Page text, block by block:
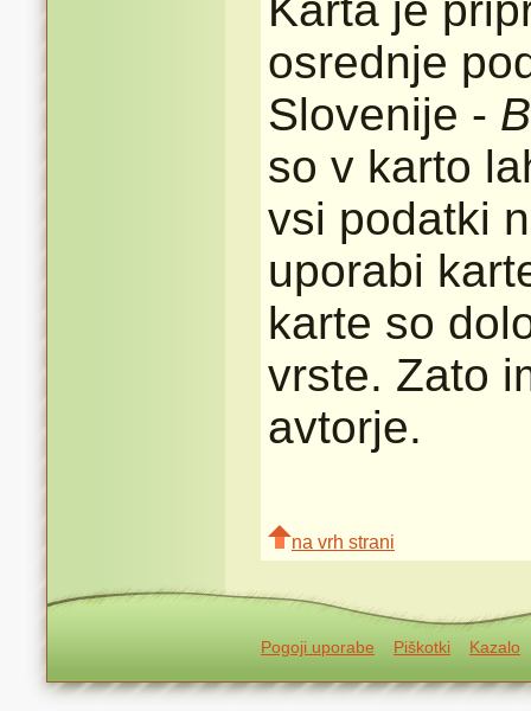
osrednje
Slovenije -
so v karto
vsi podatki
uporabi
karte so
vrste. Zato
avtorje.
na vrh strani
Pogoji uporabe Piškotki Kazalo